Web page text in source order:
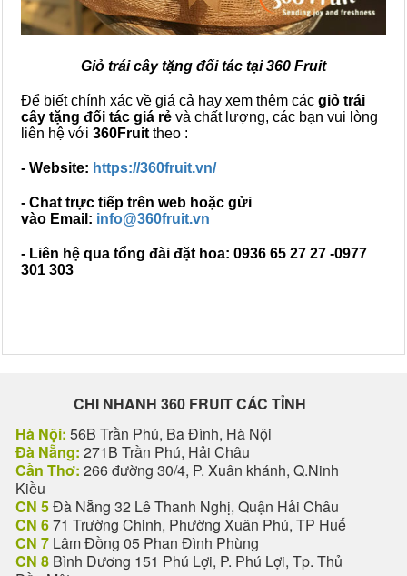
Giỏ trái cây tặng đối tác tại 360 Fruit
Để biết chính xác về giá cả hay xem thêm các giỏ trái
cây tặng đối tác giá rẻ và chất lượng, các bạn vui lòng
liên hệ với 360Fruit theo :
- Website: https://360fruit.vn/
- Chat trực tiếp trên web hoặc gửi
vào Email: info@360fruit.vn
- Liên hệ qua tổng đài đặt hoa: 0936 65 27 27 -0977
301 303
CHI NHANH 360 FRUIT CÁC TỈNH
Hà Nội: 56B Trần Phú, Ba Đình, Hà Nội
Đà Nẵng: 271B Trần Phú, Hải Châu
Cần Thơ: 266 đường 30/4, P. Xuân khánh, Q.Ninh
Kiều
CN 5Đà Nẵng 32 Lê Thanh Nghị, Quận Hải Châu
CN 671 Trường Chinh, Phường Xuân Phú, TP Huế
CN 7 Lâm Đồng 05 Phan Đình Phùng
CN 8 Bình Dương 151 Phú Lợi, P. Phú Lợi, Tp. Thủ